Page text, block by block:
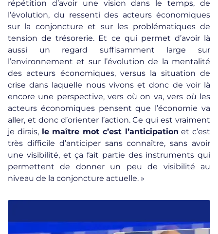
répétition d’avoir une vision dans le temps, de
l’évolution, du ressenti des acteurs économiques
sur la conjoncture et sur les problématiques de
tension de trésorerie. Et ce qui permet d’avoir là
aussi un regard suffisamment large sur
l’environnement et sur l’évolution de la mentalité
des acteurs économiques, versus la situation de
crise dans laquelle nous vivons et donc de voir là
encore une perspective, vers où on va, vers où les
acteurs économiques pensent que l’économie va
aller, et donc d’orienter l’action. Ce qui est vraiment
je dirais, le maître mot c’est l’anticipation et c’est
très difficile d’anticiper sans connaître, sans avoir
une visibilité, et ça fait partie des instruments qui
permettent de donner un peu de visibilité au
niveau de la conjoncture actuelle. »